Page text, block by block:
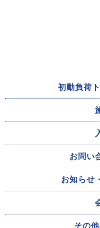
初動負荷
お問い
お知らせ
その